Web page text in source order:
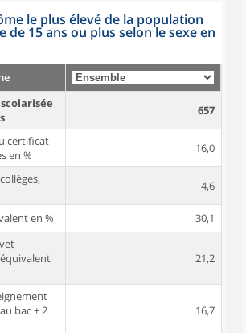
le plus élevé de la population
de 15 ans ou plus selon le sexe en
657
certificat
en %
16,0
4,6
en %
30,1
21,2
bac + 2
16,7